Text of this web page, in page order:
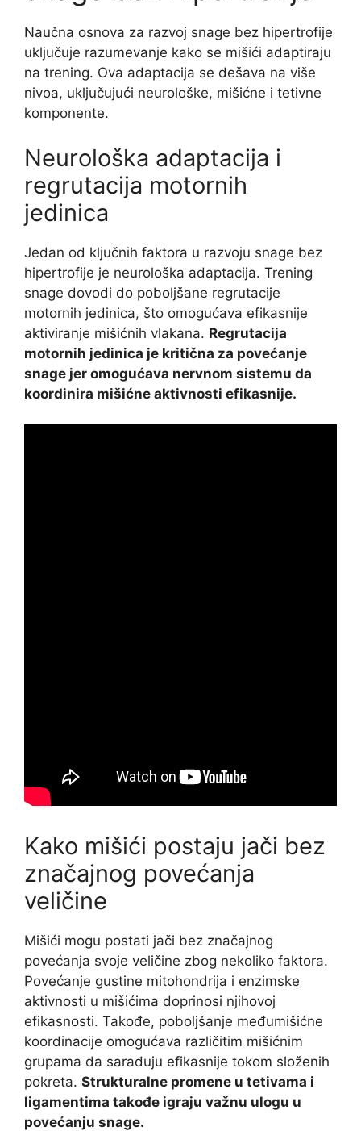
Naučna osnova za razvoj snage bez hipertrofije
uključuje razumevanje kako se mišići adaptiraju
na trening. Ova adaptacija se dešava na više
nivoa, uključujući neurološke, mišićne i tetivne
komponente.
Neurološka adaptacija i
regrutacija motornih
jedinica
Jedan od ključnih faktora u razvoju snage bez
hipertrofije je neurološka adaptacija. Trening
snage dovodi do poboljšane regrutacije
motornih jedinica, što omogućava efikasnije
aktiviranje mišićnih vlakana. Regrutacija
motornih jedinica je kritična za povećanje
snage jer omogućava nervnom sistemu da
koordinira mišićne aktivnosti efikasnije.
Kako mišići postaju jači bez
značajnog povećanja
veličine
Mišići mogu postati jači bez značajnog
povećanja svoje veličine zbog nekoliko faktora.
Povećanje gustine mitohondrija i enzimske
aktivnosti u mišićima doprinosi njihovoj
efikasnosti. Takođe, poboljšanje međumišićne
koordinacije omogućava različitim mišićnim
grupama da sarađuju efikasnije tokom složenih
pokreta. Strukturalne promene u tetivama i
ligamentima takođe igraju važnu ulogu u
povećanju snage.